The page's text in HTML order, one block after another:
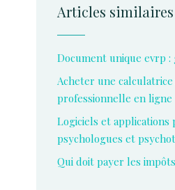
Articles similaires
Document unique evrp :
Acheter une
professionnelle en ligne
Logiciels et applications
psychologues et
Qui doit payer les